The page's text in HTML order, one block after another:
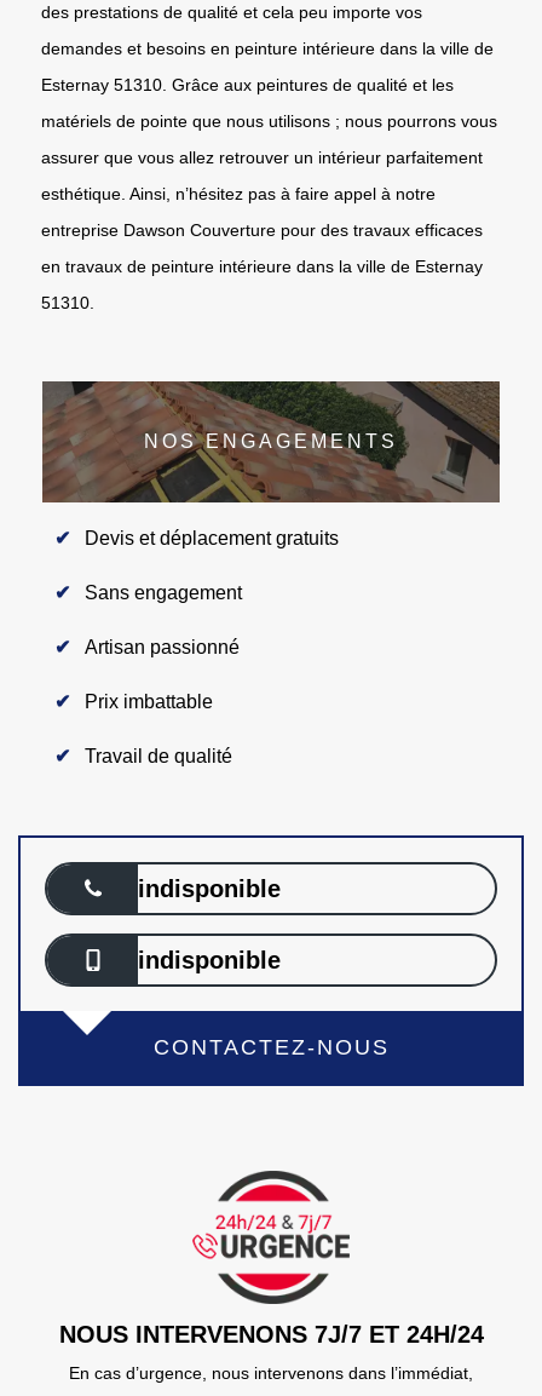
des prestations de qualité et cela peu importe vos
demandes et besoins en peinture intérieure dans la ville de
Esternay 51310. Grâce aux peintures de qualité et les
matériels de pointe que nous utilisons ; nous pourrons vous
assurer que vous allez retrouver un intérieur parfaitement
esthétique. Ainsi, n’hésitez pas à faire appel à notre
entreprise Dawson Couverture pour des travaux efficaces
en travaux de peinture intérieure dans la ville de Esternay
51310.
NOS ENGAGEMENTS
Devis et déplacement gratuits
Sans engagement
Artisan passionné
Prix imbattable
Travail de qualité
indisponible
indisponible
CONTACTEZ-NOUS
NOUS INTERVENONS 7J/7 ET 24H/24
En cas d’urgence, nous intervenons dans l’immédiat,